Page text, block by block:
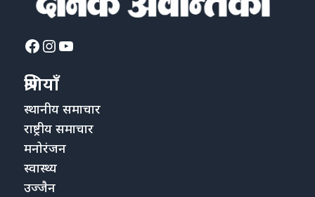
Facebook
Instagram
YouTube
श्रेणियाँ
स्थानीय समाचार
राष्ट्रीय समाचार
मनोरंजन
स्वास्थ्य
उज्जैन